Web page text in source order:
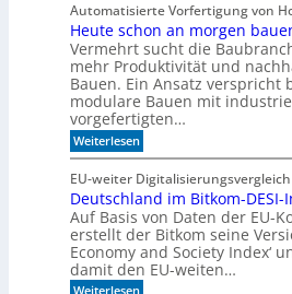
k
?
u
f
S
c
h
i
e
n
n
i
n
s
c
h
l
i
f
f
i
m
A
k
u
s
t
i
k
Automatisierte Vorfertigung von
Heute schon an morgen
Vermehrt sucht die
mehr Produktivität und
Bauen. Ein Ansatz verspricht
modulare Bauen mit
vorgefertigten…
Weiterlesen:
H
u
t
e
s
c
h
o
EU-weiter Digitalisierungsvergleich
Deutschland im Bitkom-DESI-
Auf Basis von Daten der EU-
erstellt der Bitkom seine
Economy and Society Index‘
damit den EU-weiten…
Weiterlesen: